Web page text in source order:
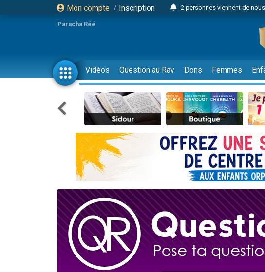
Mon compte / Inscription
2 personnes viennent de
2 nouvelles musiques
8 personnes viennent de
4 personnes viennent
Nouvelle émission radio :
61 personnes viennent de
39 personnes viennent
Il reste 49 places pour
Ariel vient de donner son
Nathaniel vient de donner
6 personnes viennent de
2 personnes viennent de
10 personnes viennent de
Il reste 49 places pour
Dovan vient de donner son
2 personnes viennent de
Malgorzata vient de donner
Paracha Réé
Vidéos Question au Rav Dons Femmes